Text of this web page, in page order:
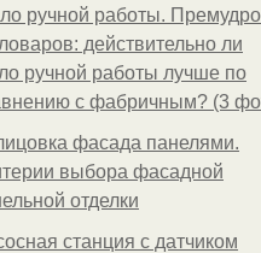
ручной работы.
действительно ли
ручной работы лучше по
с фабричным? (3
фасада панелями.
выбора фасадной
отделки
станция с датчиком